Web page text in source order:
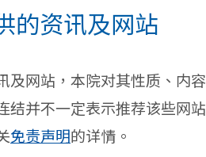
的资讯及网站
及网站，本院对其性质、内容
结并不一定表示推荐该些网站
免责声明的详情。